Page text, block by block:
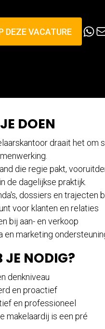
DEZE VACATURE
DOEN
draait het om
die regie pakt,
de dagelijkse praktijk.
dossiers en trajecten
voor klanten en relaties
bij aan- en verkoop
en marketing
JE NODIG?
denkniveau
en proactief
en professioneel
makelaardij is een pré